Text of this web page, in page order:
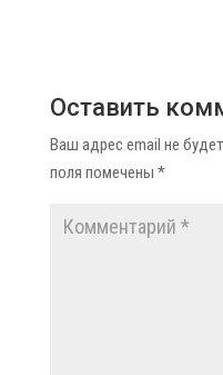
Оставить
Ваш адрес email не
поля помечены *